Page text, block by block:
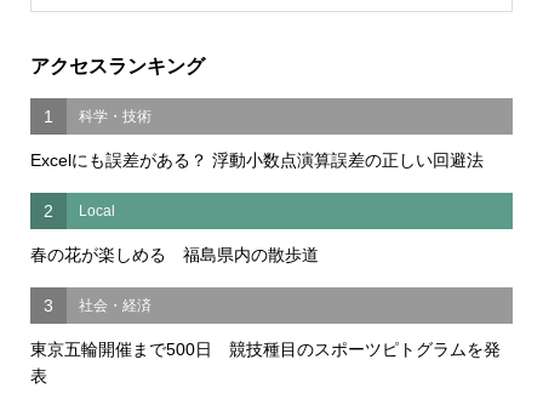
アクセスランキング
1 科学・技術
Excelにも誤差がある？ 浮動小数点演算誤差の正しい回避法
2 Local
春の花が楽しめる 福島県内の散歩道
3 社会・経済
東京五輪開催まで500日 競技種目のスポーツピトグラムを発
表